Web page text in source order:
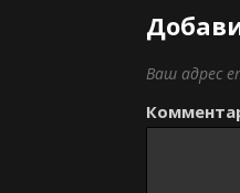
Ваш адрес